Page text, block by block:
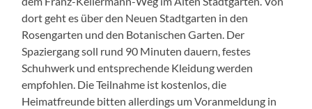
dort geht es über den Neuen Stadtgarten in den
Rosengarten und den Botanischen Garten. Der
Spaziergang soll rund 90 Minuten dauern, festes
Schuhwerk und entsprechende Kleidung werden
empfohlen. Die Teilnahme ist kostenlos, die
Heimatfreunde bitten allerdings um Voranmeldung in